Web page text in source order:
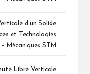
d’un Solide
et Technologies
Mécaniques STM – موقع التعليم الرائد
Libre Verticale